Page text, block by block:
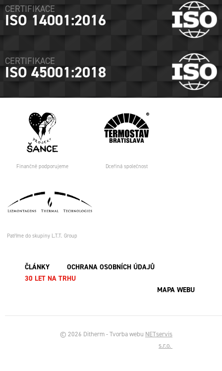
CERTIFIKACE
ISO 14001:2016
CERTIFIKACE
ISO 45001:2018
Finančně podporujeme Dceřiná společnost
Patříme do skupiny L.T.T. Group
ČLÁNKY
OCHRANA OSOBNÍCH ÚDAJŮ
30 LET NA TRHU
MAPA WEBU
© 2026 Ditherm - Tvorba webu NETservis
s.r.o.